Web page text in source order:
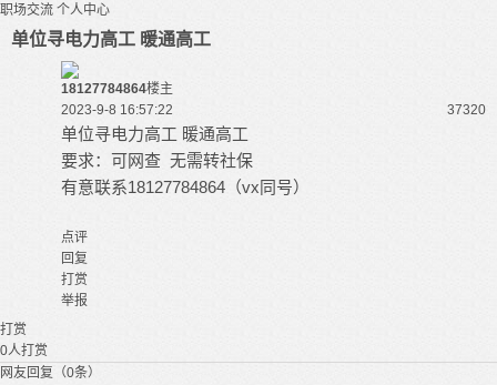
职场交流 个人中心
单位寻电力高工 暖通高工
18127784864楼主
2023-9-8 16:57:22
37320
单位寻电力高工 暖通高工
要求：可网查 无需转社保
有意联系18127784864（vx同号）
点评
回复
打赏
举报
打赏
0人打赏
网友回复（0条）